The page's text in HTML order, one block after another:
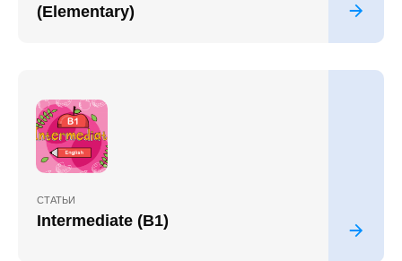
(Elementary)
СТАТЬИ
Intermediate (B1)